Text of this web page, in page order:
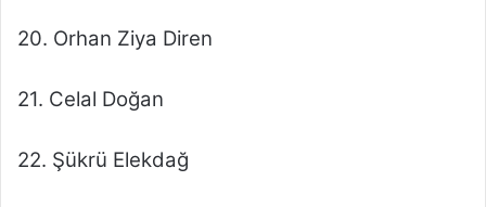
20. Orhan Ziya Diren
21. Celal Doğan
22. Şükrü Elekdağ